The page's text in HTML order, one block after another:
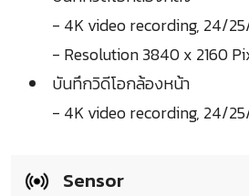
- 4K video recording, 24/
- Resolution 3840 x 2160
บันทึกวิดีโอกล้องหน้า
- 4K video recording, 24/
Sensor